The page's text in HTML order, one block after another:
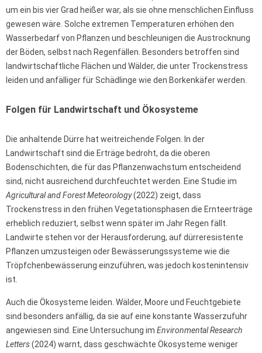
um ein bis vier Grad heißer war, als sie ohne menschlichen Einfluss
gewesen wäre. Solche extremen Temperaturen erhöhen den
Wasserbedarf von Pflanzen und beschleunigen die Austrocknung
der Böden, selbst nach Regenfällen. Besonders betroffen sind
landwirtschaftliche Flächen und Wälder, die unter Trockenstress
leiden und anfälliger für Schädlinge wie den Borkenkäfer werden.
Folgen für Landwirtschaft und Ökosysteme
Die anhaltende Dürre hat weitreichende Folgen. In der
Landwirtschaft sind die Erträge bedroht, da die oberen
Bodenschichten, die für das Pflanzenwachstum entscheidend
sind, nicht ausreichend durchfeuchtet werden. Eine Studie im
Agricultural and Forest Meteorology(2022) zeigt, dass
Trockenstress in den frühen Vegetationsphasen die Ernteerträge
erheblich reduziert, selbst wenn später im Jahr Regen fällt.
Landwirte stehen vor der Herausforderung, auf dürreresistente
Pflanzen umzusteigen oder Bewässerungssysteme wie die
Tröpfchenbewässerung einzuführen, was jedoch kostenintensiv
ist.
Auch die Ökosysteme leiden. Wälder, Moore und Feuchtgebiete
sind besonders anfällig, da sie auf eine konstante Wasserzufuhr
angewiesen sind. Eine Untersuchung im Environmental Research
Letters(2024) warnt, dass geschwächte Ökosysteme weniger